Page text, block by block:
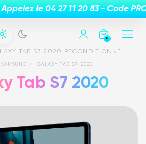
0
TAB S7 2020 RECONDITIONNÉ
GALAXY TAB S7 2020
Tab S7 2020